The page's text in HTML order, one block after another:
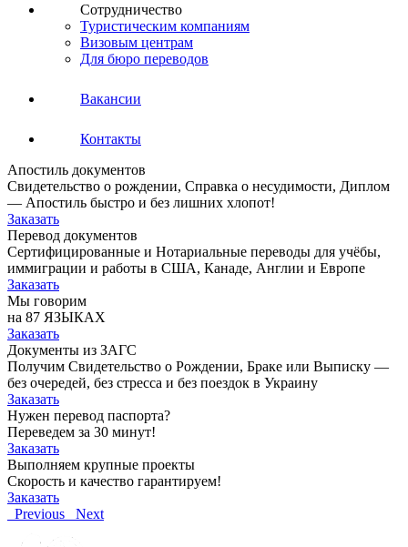
Сотрудничество
Туристическим компаниям
Визовым центрам
Для бюро переводов
Вакансии
Контакты
Апостиль документов
Свидетельство о рождении, Справка о несудимости, Диплом
— Апостиль быстро и без лишних хлопот!
Заказать
Перевод документов
Сертифицированные и Нотариальные переводы для учёбы,
иммиграции и работы в США, Канаде, Англии и Европе
Заказать
Мы говорим
на 87 ЯЗЫКАХ
Заказать
Документы из ЗАГС
Получим Свидетельство о Рождении, Браке или Выписку —
без очередей, без стресса и без поездок в Украину
Заказать
Нужен перевод паспорта?
Переведем за 30 минут!
Заказать
Выполняем крупные проекты
Скорость и качество гарантируем!
Заказать
Previous
Next